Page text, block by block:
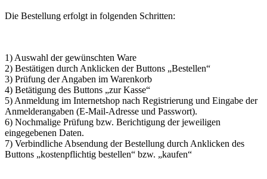
Die Bestellung erfolgt in folgenden Schritten:
1) Auswahl der gewünschten Ware
2) Bestätigen durch Anklicken der Buttons „Bestellen“
3) Prüfung der Angaben im Warenkorb
4) Betätigung des Buttons „zur Kasse“
5) Anmeldung im Internetshop nach Registrierung und Eingabe der
Anmelderangaben (E-Mail-Adresse und Passwort).
6) Nochmalige Prüfung bzw. Berichtigung der jeweiligen
eingegebenen Daten.
7) Verbindliche Absendung der Bestellung durch Anklicken des
Buttons „kostenpflichtig bestellen“ bzw. „kaufen“